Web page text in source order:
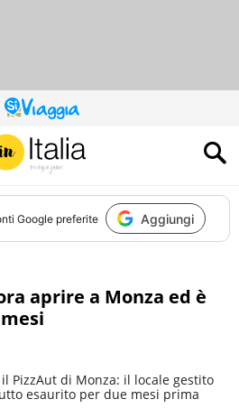
QUESTO
SITO
CONTRIBUISCE
ALL’AUDIENCE
DI
Google preferite Aggiungi
aprire a Monza ed è
PizzAut di Monza: il locale gestito
esaurito per due mesi prima